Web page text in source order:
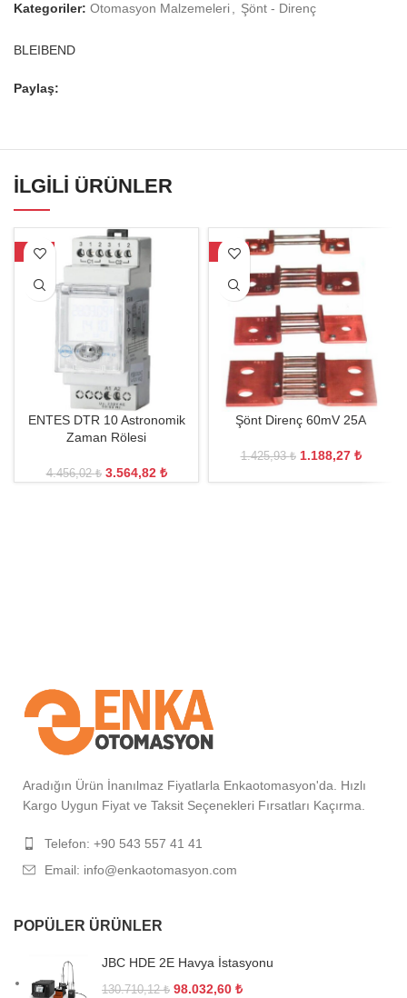
Kategoriler: Otomasyon Malzemeleri Şönt - Direnç
BLEIBEND
Paylaş:
İLGILI ÜRÜNLER
-20%
ENTES DTR 10 Astronomik
Zaman Rölesi
4.456,02₺ 3.564,82 ₺
-17%
Şönt Direnç 60mV 25A
1.425,93₺ 1.188,27 ₺
Aradığın Ürün İnanılmaz Fiyatlarla Enkaotomasyon'da. Hızlı
Kargo Uygun Fiyat ve Taksit Seçenekleri Fırsatları Kaçırma.
Telefon: +90 543 557 41 41
Email: info@enkaotomasyon.com
POPÜLER ÜRÜNLER
JBC HDE 2E Havya İstasyonu
130.710,12₺ 98.032,60 ₺